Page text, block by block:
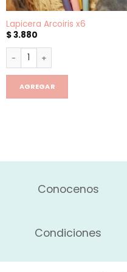
Lapicera Arcoiris x6
$3.880
Lapicera Arcoiris x6 cantidad
AGREGAR
Conocenos
Condiciones